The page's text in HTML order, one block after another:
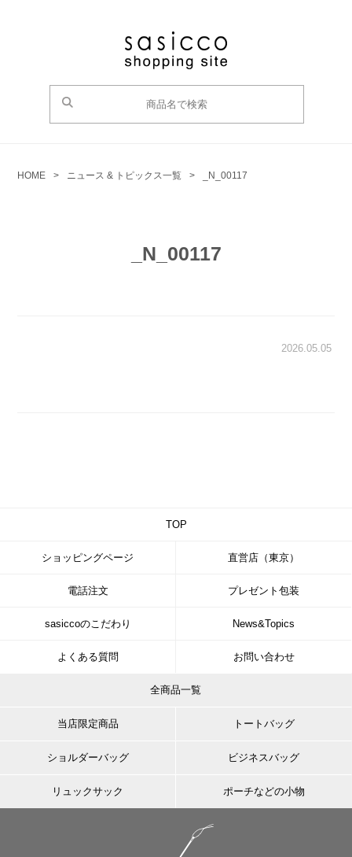
HOME > ニュース & トピックス一覧 > _N_00117
_N_00117
2026.05.05
TOP
ショッピングページ 直営店（東京）
電話注文 プレゼント包装
sasiccoのこだわり News&Topics
よくある質問 お問い合わせ
全商品一覧
当店限定商品 トートバッグ
ショルダーバッグ ビジネスバッグ
リュックサック ポーチなどの小物